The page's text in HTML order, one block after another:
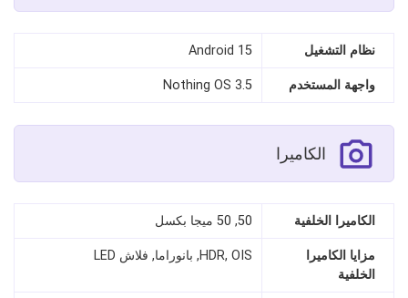
نظام التشغيل Android 15
واجهة المستخدم Nothing OS 3.5
الكاميرا
الكاميرا الخلفية 50, 50 ميجا بكسل
مزايا الكاميرا
الخلفية
HDR, OIS, بانوراما, فلاش LED